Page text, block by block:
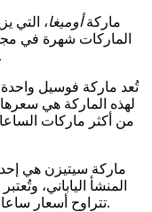
ماركةأوميغا
الماركات شهرة في
أسعار ساعات هذه الماركة من 2000 دولار.
تُعد ماركة فوسيل واحدة
لهذه الماركة هي سعرها
من أكثر ماركات
ماركة سيتيزن هي
المنشأ الياباني،
تتراوح أسعار ساعات هذه الماركة من 70 دولارًا إلى 800 دولار.